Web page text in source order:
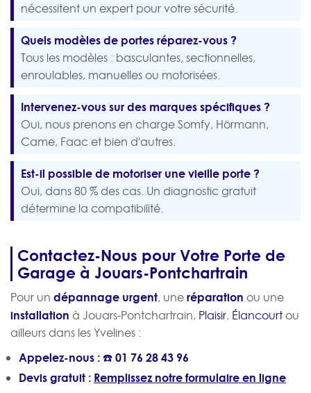
nécessitent un expert pour votre sécurité.
Quels modèles de portes réparez-vous ?
Tous les modèles : basculantes, sectionnelles,
enroulables, manuelles ou motorisées.
Intervenez-vous sur des marques spécifiques ?
Oui, nous prenons en charge Somfy, Hörmann,
Came, Faac et bien d'autres.
Est-il possible de motoriser une vieille porte ?
Oui, dans 80 % des cas. Un diagnostic gratuit
détermine la compatibilité.
Contactez-Nous pour Votre Porte de
Garage à Jouars-Pontchartrain
Pour un dépannage urgent, uneréparation ou une
installation à Jouars-Pontchartrain, Plaisir, Élancourtou
ailleurs dans les Yvelines :
Appelez-nous : ☎️01 76 28 43 96
Devis gratuit : Remplissez notre formulaire en ligne